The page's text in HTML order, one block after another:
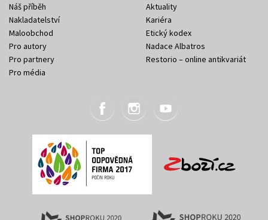
Náš příběh
Nakladatelství
Maloobchod
Pro autory
Pro partnery
Pro média
Aktuality
Kariéra
Etický kodex
Nadace Albatros
Restorio – online antikvariát